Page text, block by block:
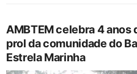
AMBTEM celebra 4 anos
prol da comunidade do
Estrela Marinha